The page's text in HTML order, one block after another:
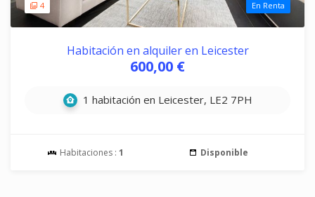
4 En Renta
Habitación en alquiler en Leicester
600,00 €
1 habitación en Leicester, LE2 7PH
Habitaciones : 1 Disponible